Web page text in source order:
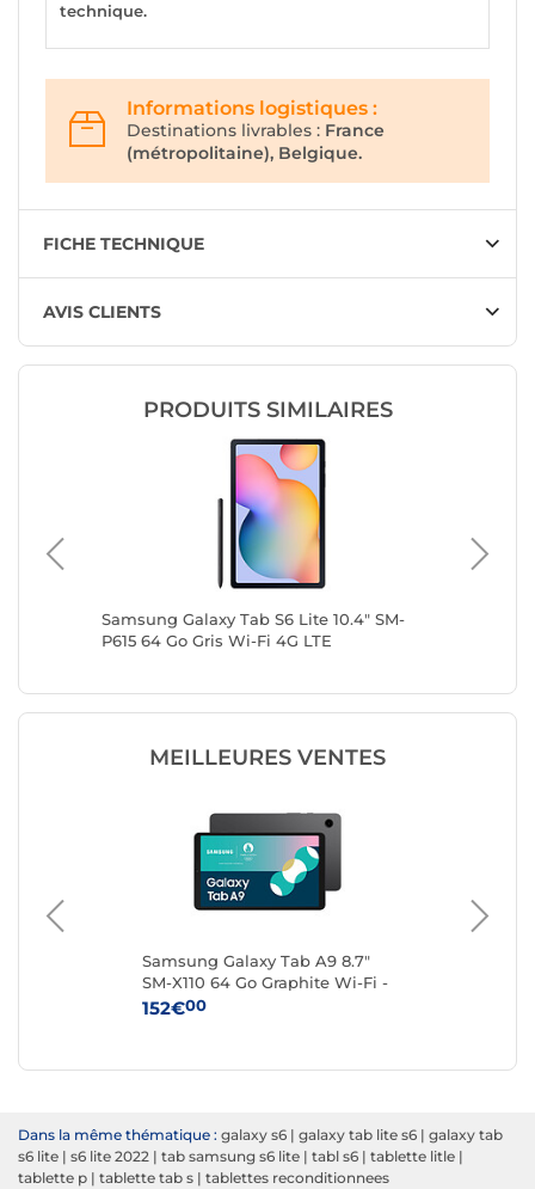
technique.
Informations logistiques :
Destinations livrables : France
(métropolitaine), Belgique.
FICHE TECHNIQUE
AVIS CLIENTS
PRODUITS SIMILAIRES
Samsung Galaxy Tab S6 Lite 10.4" SM-
P615 64 Go Gris Wi-Fi 4G LTE
MEILLEURES VENTES
Samsung Galaxy Tab A9 8.7"
SM-X110 64 Go Graphite Wi-Fi -
Reconditionné
152€00
Dans la même thématique : galaxy s6 | galaxy tab lite s6 | galaxy tab
s6 lite | s6 lite 2022 | tab samsung s6 lite | tabl s6 | tablette litle |
tablette p | tablette tab s | tablettes reconditionnees